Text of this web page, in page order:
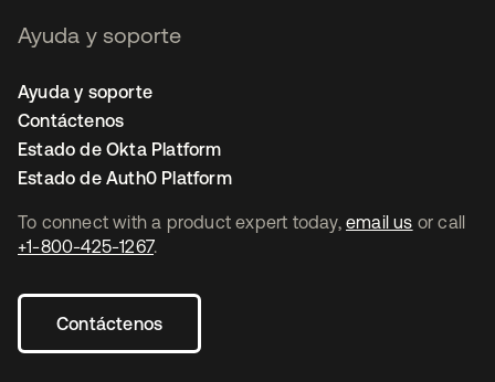
To connect with a product expert today, email us or call
+1-800-425-1267.
Contáctenos
Ayuda y soporte
Ayuda y soporte
Contáctenos
Estado de Okta Platform
Estado de Auth0 Platform